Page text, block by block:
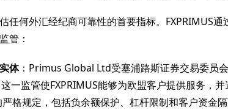
任何外汇经纪商可靠性的首要指标。FXPRIMUS
管：
体：Primus Global Ltd受塞浦路斯证券交易委员
一监管使FXPRIMUS能够为欧盟客户提供服务，
格规定，包括负余额保护、杠杆限制和客户资金隔